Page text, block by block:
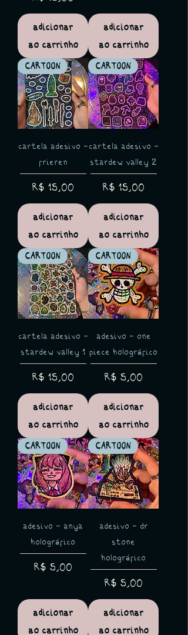
adicionar
ao carrinho
adicionar
ao carrinho
CARTOON
cartela adesivo -
frieren
Preço
R$ 15,00
adicionar
ao carrinho
CARTOON
cartela adesivo -
stardew valley 2
Preço
R$ 15,00
adicionar
ao carrinho
CARTOON
cartela adesivo -
stardew valley 1
Preço
R$ 15,00
adicionar
ao carrinho
CARTOON
adesivo - one
piece holográfico
Preço
R$ 5,00
adicionar
ao carrinho
CARTOON
adesivo - anya
holográfico
Preço
R$ 5,00
adicionar
ao carrinho
CARTOON
adesivo - dr
stone
holográfico
Preço
R$ 5,00
adicionar
ao carrinho